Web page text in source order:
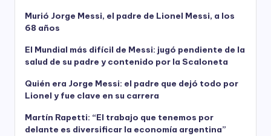
Murió Jorge Messi, el padre de Lionel Messi, a los
68 años
El Mundial más difícil de Messi: jugó pendiente de la
salud de su padre y contenido por la Scaloneta
Quién era Jorge Messi: el padre que dejó todo por
Lionel y fue clave en su carrera
Martín Rapetti: “El trabajo que tenemos por
delante es diversificar la economía argentina”